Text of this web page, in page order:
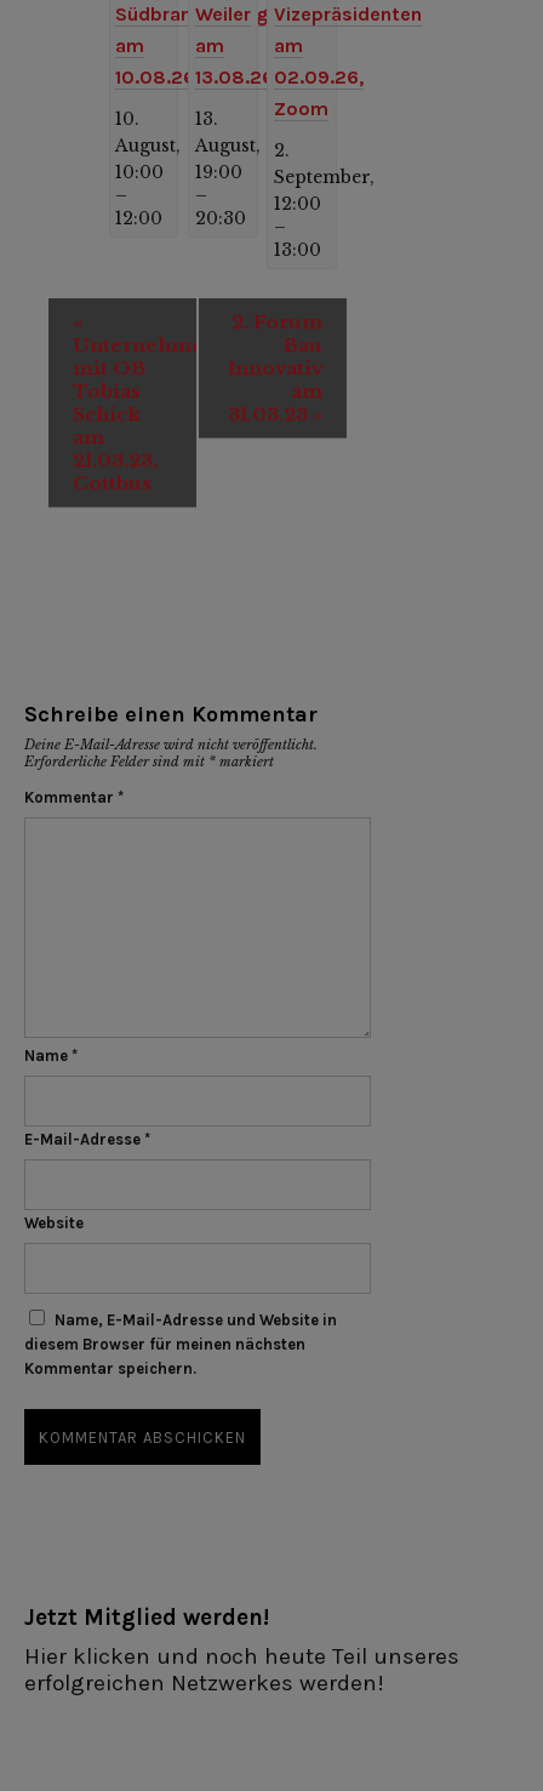
Südbrandenburg
am
10.08.26
10.
August,
10:00
–
12:00
Weiler
am
13.08.26
13.
August,
19:00
–
20:30
Vizepräsidenten
am
02.09.26,
Zoom
2.
September,
12:00
–
13:00
Navigation
«
Unternehmergespräch
mit OB
Tobias
Schick
am
21.03.23,
Cottbus
2. Forum
Bau
Innovativ
am
31.03.23 »
Schreibe einen Kommentar
Deine E-Mail-Adresse wird nicht veröffentlicht.
Erforderliche Felder sind mit * markiert
Kommentar *
Name *
E-Mail-Adresse *
Website
Name, E-Mail-Adresse und Website in
diesem Browser für meinen nächsten
Kommentar speichern.
Jetzt Mitglied werden!
Hier klicken und noch heute Teil unseres
erfolgreichen Netzwerkes werden!